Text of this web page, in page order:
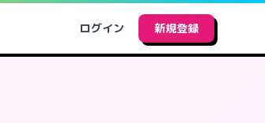
ログイン 新規登録